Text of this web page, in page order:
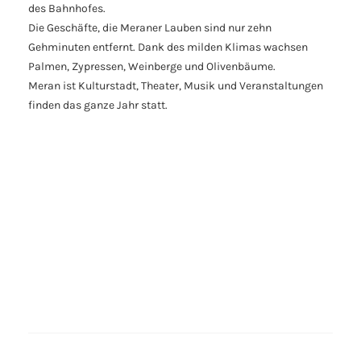
des Bahnhofes.
Die Geschäfte, die Meraner Lauben sind nur zehn
Gehminuten entfernt. Dank des milden Klimas wachsen
Palmen, Zypressen, Weinberge und Olivenbäume.
Meran ist Kulturstadt, Theater, Musik und Veranstaltungen
finden das ganze Jahr statt.